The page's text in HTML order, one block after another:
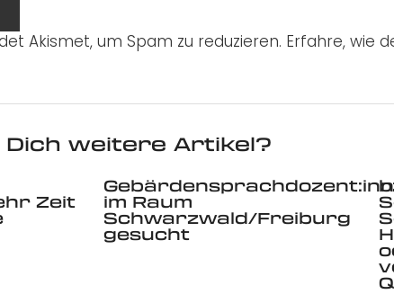
Akismet, um Spam zu reduzieren. Erfahre, wie
weitere Artikel?
Zeit im Raum
Schwarzwald/Freiburg
gesucht